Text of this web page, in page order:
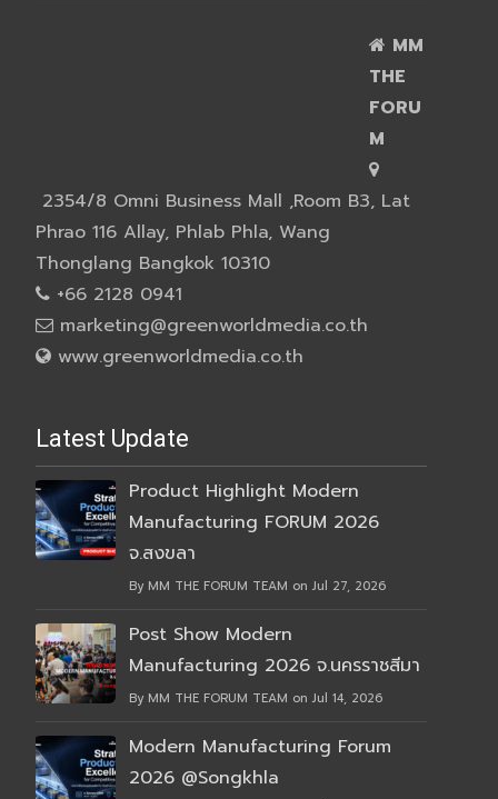
MM
THE
FORU
M
2354/8 Omni Business Mall ,Room B3, Lat
Phrao 116 Allay, Phlab Phla, Wang
Thonglang Bangkok 10310
+66 2128 0941
marketing@greenworldmedia.co.th
www.greenworldmedia.co.th
Latest Update
Product Highlight Modern
Manufacturing FORUM 2026
จ.สงขลา
By MM THE FORUM TEAM on Jul 27, 2026
Post Show Modern
Manufacturing 2026 จ.นครราชสีมา
By MM THE FORUM TEAM on Jul 14, 2026
Modern Manufacturing Forum
2026 @Songkhla